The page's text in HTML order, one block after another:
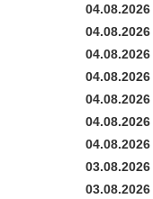
04.08.2026
04.08.2026
04.08.2026
04.08.2026
04.08.2026
04.08.2026
04.08.2026
03.08.2026
03.08.2026